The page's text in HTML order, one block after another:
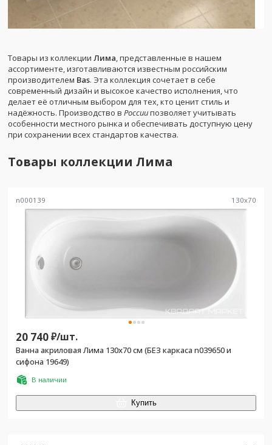
Товары из коллекции Лима , представленные в нашем
ассортименте, изготавливаются известным российским
производителем Bas. Эта коллекция сочетает в себе
современный дизайн и высокое качество исполнения, что
делает её отличным выбором для тех, кто ценит стиль и
надёжность. Производство в Россиипозволяет учитывать
особенности местного рынка и обеспечивать доступную цену
при сохранении всех стандартов качества.
Товары коллекции Лима
n000139 130x70
20 740₽/шт.
Ванна акриловая Лима 130х70 см (БЕЗ каркаса n039650 и
сифона 19649)
В наличии
Купить